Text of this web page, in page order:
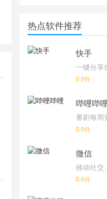
热点软件推荐
快手
一键分享
0.0分
哔哩哔哩
番剧每周
0.0分
微信
移动社交
0.0分